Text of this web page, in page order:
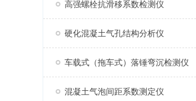
高强螺栓抗滑移系数检测仪
硬化混凝土气孔结构分析仪
车载式（拖车式）落锤弯沉检测仪
混凝土气泡间距系数测定仪